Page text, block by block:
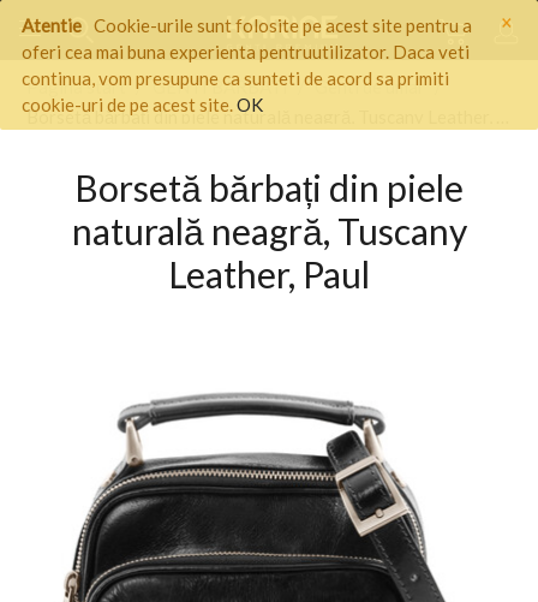
×
Atentie Cookie-urile sunt folosite pe acest site pentru a
oferi cea mai buna experienta pentruutilizator. Daca veti
continua, vom presupune ca sunteti de acord sa primiti
cookie-uri de pe acest site.OK
Pagina start / GENTI BARBATI / Genti de umar /
Borsetă bărbați din piele naturală neagră, Tuscany Leather, Paul
Borsetă bărbați din piele
naturală neagră, Tuscany
Leather, Paul